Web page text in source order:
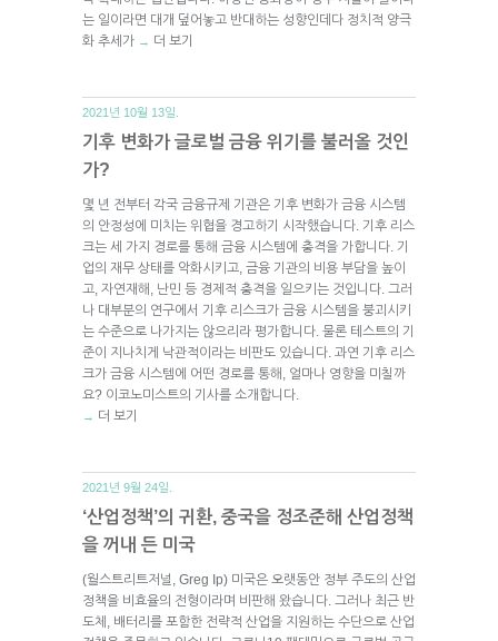
는 일이라면 대개 덮어놓고 반대하는 성향인데다 정치적 양극
화 추세가 → 더 보기
2021년 10월 13일.
기후 변화가 글로벌 금융 위기를 불러올 것인
가?
몇 년 전부터 각국 금융규제 기관은 기후 변화가 금융 시스템
의 안정성에 미치는 위협을 경고하기 시작했습니다. 기후 리스
크는 세 가지 경로를 통해 금융 시스템에 충격을 가합니다. 기
업의 재무 상태를 악화시키고, 금융 기관의 비용 부담을 높이
고, 자연재해, 난민 등 경제적 충격을 일으키는 것입니다. 그러
나 대부분의 연구에서 기후 리스크가 금융 시스템을 붕괴시키
는 수준으로 나가지는 않으리라 평가합니다. 물론 테스트의 기
준이 지나치게 낙관적이라는 비판도 있습니다. 과연 기후 리스
크가 금융 시스템에 어떤 경로를 통해, 얼마나 영향을 미칠까
요? 이코노미스트의 기사를 소개합니다.
→ 더 보기
2021년 9월 24일.
‘산업정책’의 귀환, 중국을 정조준해 산업정책
을 꺼내 든 미국
(월스트리트저널, Greg Ip) 미국은 오랫동안 정부 주도의 산업
정책을 비효율의 전형이라며 비판해 왔습니다. 그러나 최근 반
도체, 배터리를 포함한 전략적 산업을 지원하는 수단으로 산업